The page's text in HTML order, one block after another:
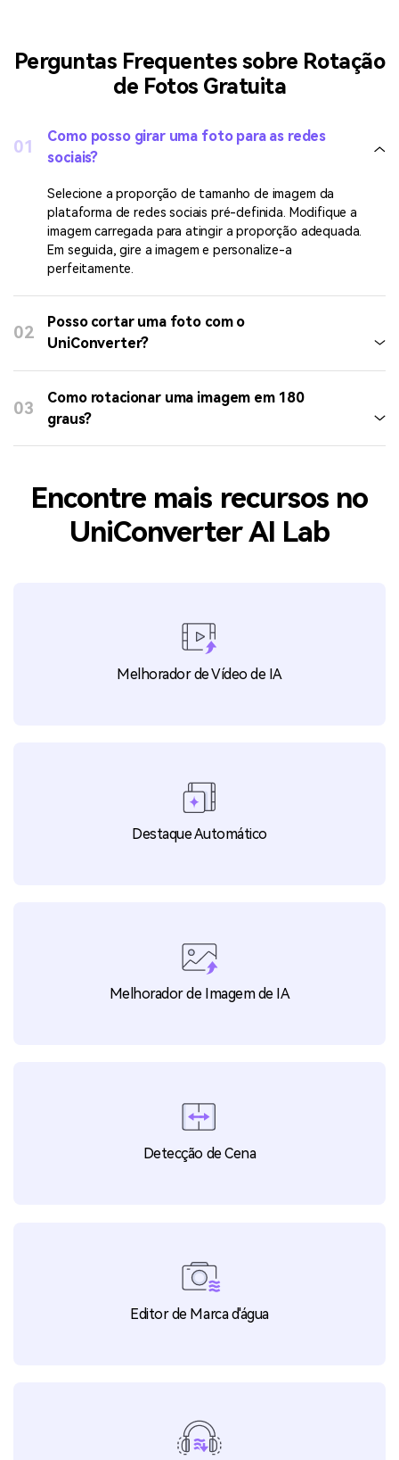
Perguntas Frequentes sobre Rotação
de Fotos Gratuita
01
Como posso girar uma foto para as redes
sociais?
Selecione a proporção de tamanho de imagem da
plataforma de redes sociais pré-definida. Modifique a
imagem carregada para atingir a proporção adequada.
Em seguida, gire a imagem e personalize-a
perfeitamente.
02
Posso cortar uma foto com o
UniConverter?
03
Como rotacionar uma imagem em 180
graus?
Encontre mais recursos no
UniConverter AI Lab
Melhorador de Vídeo de IA
Destaque Automático
Melhorador de Imagem de IA
Detecção de Cena
Editor de Marca d'água